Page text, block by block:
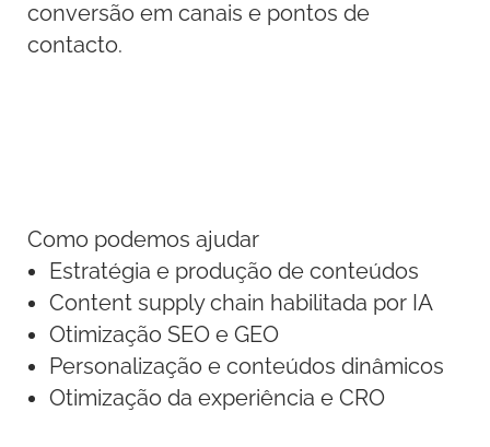
conversão em canais e pontos de
contacto.
Como podemos ajudar
Estratégia e produção de conteúdos
Content supply chain habilitada por IA
Otimização SEO e GEO
Personalização e conteúdos dinâmicos
Otimização da experiência e CRO